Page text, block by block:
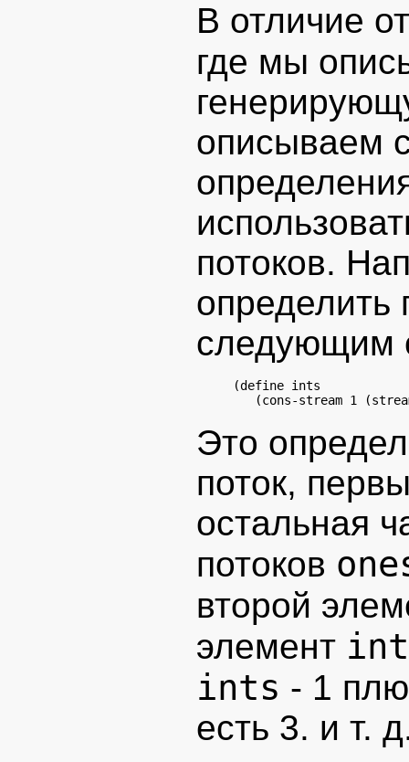
В отличие
где мы
описываем
потоков.
определить
следующим
(define ints
(cons-stream 1
Это
поток,
остальная
потоков
второй
элемент
ints - 1
есть 3. и т.